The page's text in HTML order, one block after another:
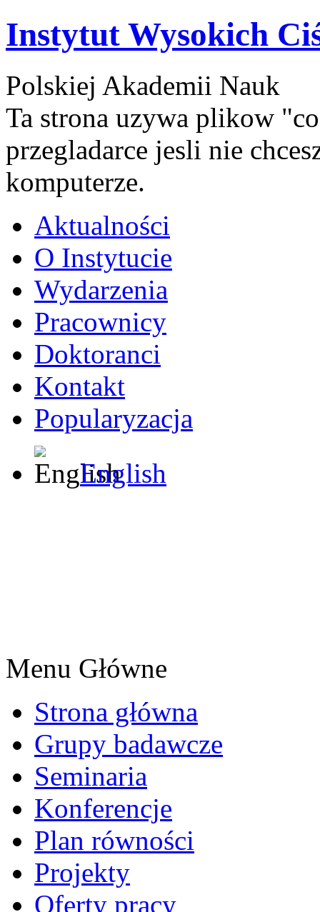
Instytut Wysokich
Polskiej Akademii Nauk
Ta strona uzywa plikow
przegladarce jesli nie
komputerze.
Aktualności
O Instytucie
Wydarzenia
Pracownicy
Doktoranci
Kontakt
Popularyzacja
English
Menu Główne
Strona główna
Grupy badawcze
Seminaria
Konferencje
Plan równości
Projekty
Oferty pracy